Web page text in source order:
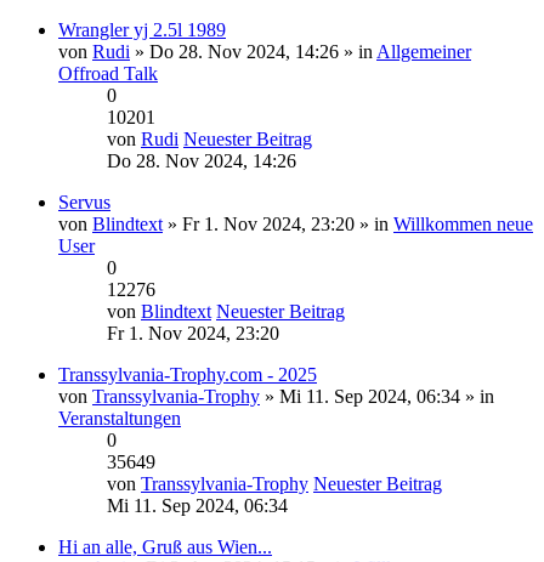
Wrangler yj 2.5l 1989
von Rudi » Do 28. Nov 2024, 14:26 » in Allgemeiner
Offroad Talk
0
10201
von Rudi Neuester Beitrag
Do 28. Nov 2024, 14:26
Servus
von Blindtext » Fr 1. Nov 2024, 23:20 » in Willkommen neue
User
0
12276
von Blindtext Neuester Beitrag
Fr 1. Nov 2024, 23:20
Transsylvania-Trophy.com - 2025
von Transsylvania-Trophy » Mi 11. Sep 2024, 06:34 » in
Veranstaltungen
0
35649
von Transsylvania-Trophy Neuester Beitrag
Mi 11. Sep 2024, 06:34
Hi an alle, Gruß aus Wien...